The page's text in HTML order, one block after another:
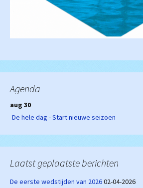
Agenda
aug 30
De hele dag - Start nieuwe seizoen
Laatst geplaatste berichten
De eerste wedstijden van 202602-04-2026